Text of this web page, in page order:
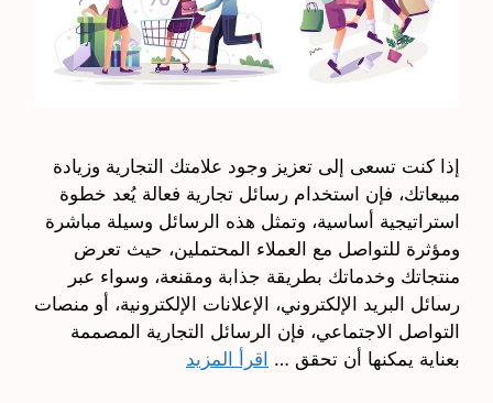
إذا كنت تسعى إلى تعزيز وجود علامتك التجارية وزيادة
مبيعاتك، فإن استخدام رسائل تجارية فعالة يُعد خطوة
استراتيجية أساسية، وتمثل هذه الرسائل وسيلة مباشرة
ومؤثرة للتواصل مع العملاء المحتملين، حيث تعرض
منتجاتك وخدماتك بطريقة جذابة ومقنعة، وسواء عبر
رسائل البريد الإلكتروني، الإعلانات الإلكترونية، أو منصات
التواصل الاجتماعي، فإن الرسائل التجارية المصممة
بعناية يمكنها أن تحقق … اقرأ المزيد